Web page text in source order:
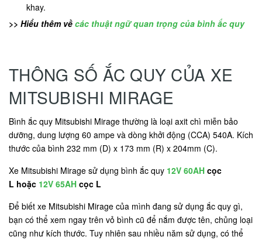
khay.
>> Hiểu thêm về các thuật ngữ quan trọng của bình ắc quy
THÔNG SỐ ẮC QUY CỦA XE
MITSUBISHI MIRAGE
Bình ắc quy Mitsubishi Mirage thường là loại axit chì miễn bảo
dưỡng, dung lượng 60 ampe và dòng khởi động (CCA) 540A. Kích
thước của bình 232 mm (D) x 173 mm (R) x 204mm (C).
Xe Mitsubishi Mirage sử dụng bình ắc quy 12V 60AH cọc
L hoặc 12V 65AH cọc L
Để biết xe Mitsubishi Mirage của mình đang sử dụng ắc quy gì,
bạn có thể xem ngay trên vỏ bình cũ để nắm được tên, chủng loại
cũng như kích thước. Tuy nhiên sau nhiều năm sử dụng, có thể